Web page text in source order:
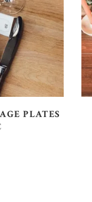
DEVIS
PLATES